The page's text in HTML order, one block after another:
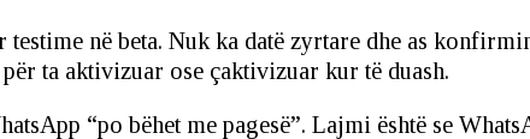
në beta. Nuk ka datë zyrtare dhe as
ta aktivizuar ose çaktivizuar kur të duash.
“po bëhet me pagesë”. Lajmi është se